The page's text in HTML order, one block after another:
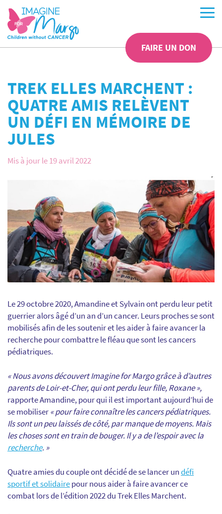
FAIRE UN DON
TREK ELLES MARCHENT :
QUATRE AMIS RELÈVENT
UN DÉFI EN MÉMOIRE DE
JULES
Mis à jour le 19 avril 2022
Le 29 octobre 2020, Amandine et Sylvain ont perdu leur petit
guerrier alors âgé d’un an d’un cancer. Leurs proches se sont
mobilisés afin de les soutenir et les aider à faire avancer la
recherche pour combattre le fléau que sont les cancers
pédiatriques.
« Nous avons découvert Imagine for Margo grâce à d’autres
parents de Loir-et-Cher, qui ont perdu leur fille, Roxane »,
rapporte Amandine, pour qui il est important aujourd’hui de
se mobiliser« pour faire connaître les cancers pédiatriques.
Ils sont un peu laissés de côté, par manque de moyens. Mais
les choses sont en train de bouger. Il y a de l’espoir avec la
recherche. »
Quatre amies du couple ont décidé de se lancer undéfi
sportif et solidairepour nous aider à faire avancer ce
combat lors de l’édition 2022 du Trek Elles Marchent.